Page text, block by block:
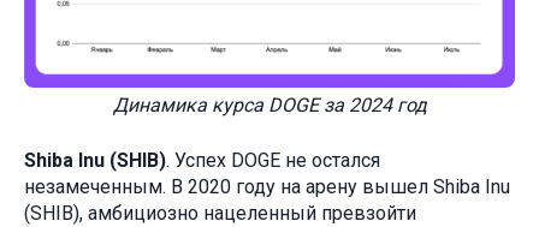
Динамика курса DOGE за 2024 год
Shiba Inu (SHIB). Успех DOGE не остался
незамеченным. В 2020 году на арену вышел Shiba Inu
(SHIB), амбициозно нацеленный превзойти